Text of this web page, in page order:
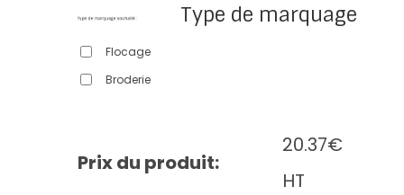
Type de marquage
Flocage
Broderie
Prix du produit:
20.37€
HT